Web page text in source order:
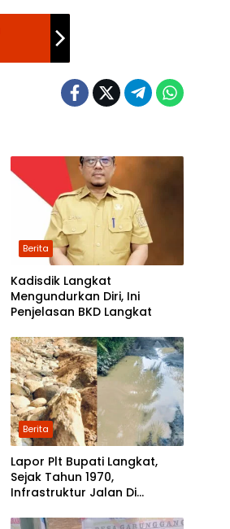
Berita
Kadisdik Langkat
Mengundurkan Diri, Ini
Penjelasan BKD Langkat
Berita
Lapor Plt Bupati Langkat,
Sejak Tahun 1970,
Infrastruktur Jalan Di
Diperhatikan Pemerintah